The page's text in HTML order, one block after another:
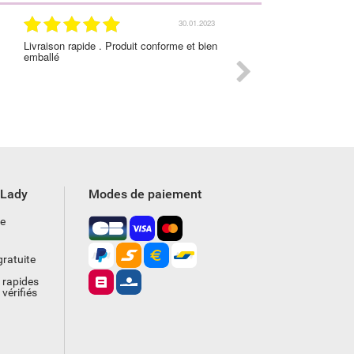
rapide . Produit conforme et bien Prix et qualié des produits très
Modes de paiement